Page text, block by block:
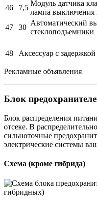
46 7,5
Модуль датчика
лампа выключения
47
30
Автоматический
стеклоподъемники
48
Аксессуар с задержкой
Рекламные объявления
Блок
Блок распределения
отсеке. В
сильноточные
электрические системы
Схема (кроме гибрида)